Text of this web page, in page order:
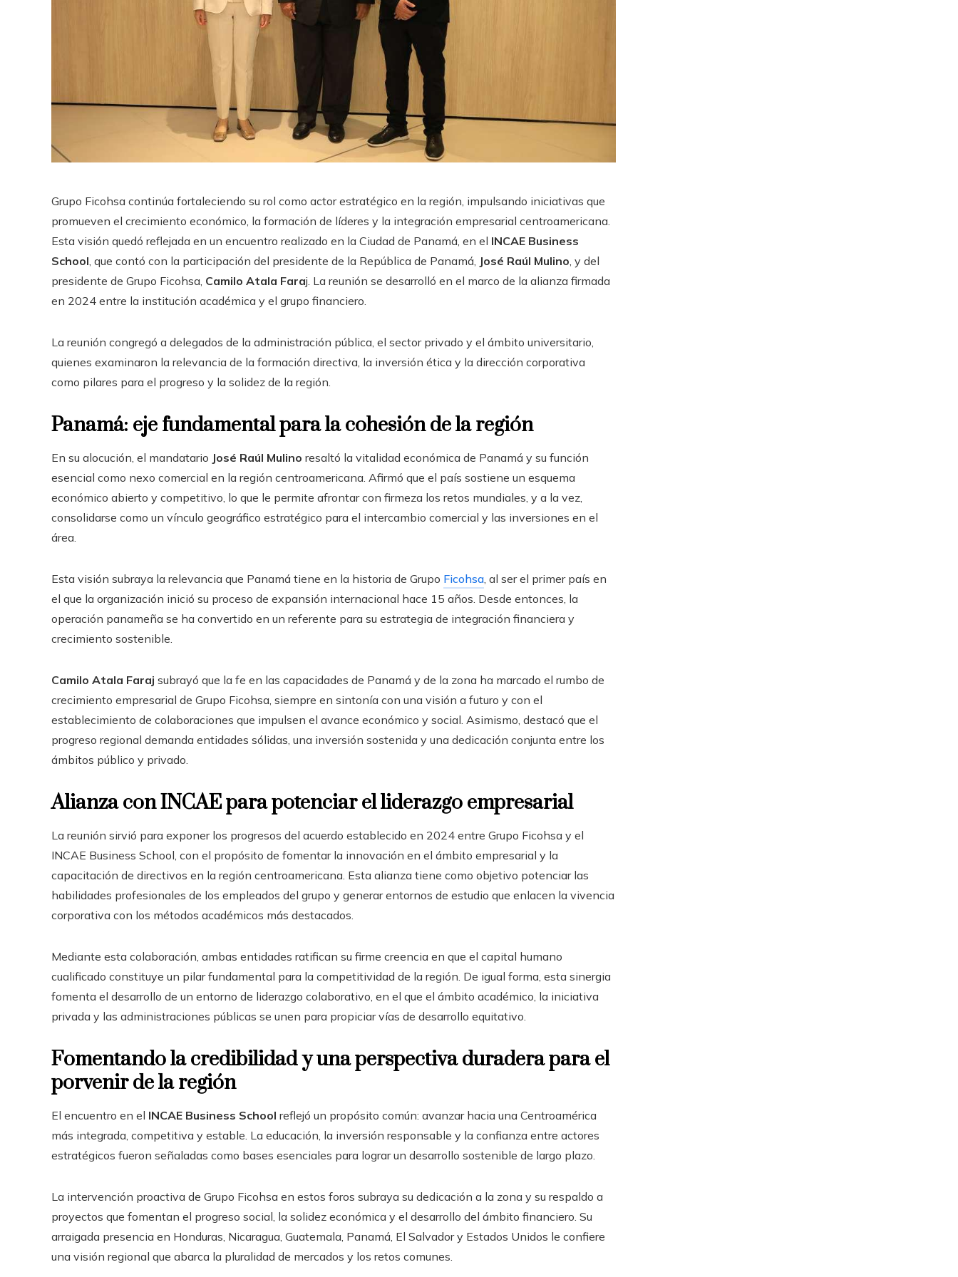
Grupo Ficohsa continúa fortaleciendo su rol como actor estratégico en la región, impulsando iniciativas que
promueven el crecimiento económico, la formación de líderes y la integración empresarial centroamericana.
Esta visión quedó reflejada en un encuentro realizado en la Ciudad de Panamá, en el INCAE Business
School, que contó con la participación del presidente de la República de Panamá, José Raúl Mulino, y del
presidente de Grupo Ficohsa, Camilo Atala Faraj. La reunión se desarrolló en el marco de la alianza firmada
en 2024 entre la institución académica y el grupo financiero.
La reunión congregó a delegados de la administración pública, el sector privado y el ámbito universitario,
quienes examinaron la relevancia de la formación directiva, la inversión ética y la dirección corporativa
como pilares para el progreso y la solidez de la región.
Panamá: eje fundamental para la cohesión de la región
En su alocución, el mandatario José Raúl Mulino resaltó la vitalidad económica de Panamá y su función
esencial como nexo comercial en la región centroamericana. Afirmó que el país sostiene un esquema
económico abierto y competitivo, lo que le permite afrontar con firmeza los retos mundiales, y a la vez,
consolidarse como un vínculo geográfico estratégico para el intercambio comercial y las inversiones en el
área.
Esta visión subraya la relevancia que Panamá tiene en la historia de Grupo Ficohsa, al ser el primer país en
el que la organización inició su proceso de expansión internacional hace 15 años. Desde entonces, la
operación panameña se ha convertido en un referente para su estrategia de integración financiera y
crecimiento sostenible.
Camilo Atala Faraj subrayó que la fe en las capacidades de Panamá y de la zona ha marcado el rumbo de
crecimiento empresarial de Grupo Ficohsa, siempre en sintonía con una visión a futuro y con el
establecimiento de colaboraciones que impulsen el avance económico y social. Asimismo, destacó que el
progreso regional demanda entidades sólidas, una inversión sostenida y una dedicación conjunta entre los
ámbitos público y privado.
Alianza con INCAE para potenciar el liderazgo empresarial
La reunión sirvió para exponer los progresos del acuerdo establecido en 2024 entre Grupo Ficohsa y el
INCAE Business School, con el propósito de fomentar la innovación en el ámbito empresarial y la
capacitación de directivos en la región centroamericana. Esta alianza tiene como objetivo potenciar las
habilidades profesionales de los empleados del grupo y generar entornos de estudio que enlacen la vivencia
corporativa con los métodos académicos más destacados.
Mediante esta colaboración, ambas entidades ratifican su firme creencia en que el capital humano
cualificado constituye un pilar fundamental para la competitividad de la región. De igual forma, esta sinergia
fomenta el desarrollo de un entorno de liderazgo colaborativo, en el que el ámbito académico, la iniciativa
privada y las administraciones públicas se unen para propiciar vías de desarrollo equitativo.
Fomentando la credibilidad y una perspectiva duradera para el
porvenir de la región
El encuentro en el INCAE Business School reflejó un propósito común: avanzar hacia una Centroamérica
más integrada, competitiva y estable. La educación, la inversión responsable y la confianza entre actores
estratégicos fueron señaladas como bases esenciales para lograr un desarrollo sostenible de largo plazo.
La intervención proactiva de Grupo Ficohsa en estos foros subraya su dedicación a la zona y su respaldo a
proyectos que fomentan el progreso social, la solidez económica y el desarrollo del ámbito financiero. Su
arraigada presencia en Honduras, Nicaragua, Guatemala, Panamá, El Salvador y Estados Unidos le confiere
una visión regional que abarca la pluralidad de mercados y los retos comunes.